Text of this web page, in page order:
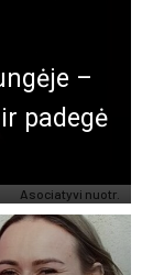
Asociatyvi nuotr.
–
pa­de­gė